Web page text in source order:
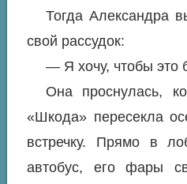
Тогда Александра
свой рассудок:
— Я хочу, чтобы это
Она проснулась,
«Шкода» пересекла
встречку. Прямо в
автобус, его фары